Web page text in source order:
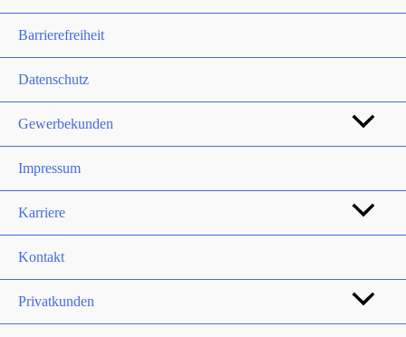
Barrierefreiheit
Datenschutz
Gewerbekunden
Impressum
Karriere
Kontakt
Privatkunden